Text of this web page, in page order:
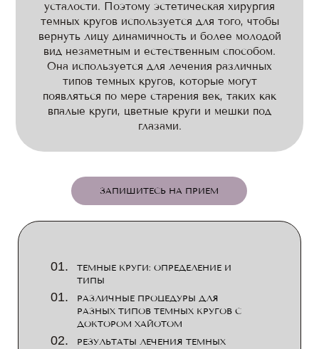
усталости. Поэтому эстетическая хирургия
темных кругов используется для того, чтобы
вернуть лицу динамичность и более молодой
вид незаметным и естественным способом.
Она используется для лечения различных
типов темных кругов, которые могут
появляться по мере старения век, таких как
впалые круги, цветные круги и мешки под
глазами.
ЗАПИШИТЕСЬ НА ПРИЕМ
ТЕМНЫЕ КРУГИ: ОПРЕДЕЛЕНИЕ И
ТИПЫ
РАЗЛИЧНЫЕ ПРОЦЕДУРЫ ДЛЯ
РАЗНЫХ ТИПОВ ТЕМНЫХ КРУГОВ С
ДОКТОРОМ ХАЙОТОМ
РЕЗУЛЬТАТЫ ЛЕЧЕНИЯ ТЕМНЫХ